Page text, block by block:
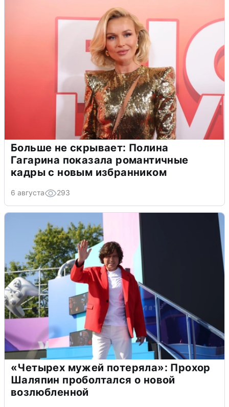
Больше не скрывает: Полина
Гагарина показала романтичные
кадры с новым избранником
6 августа 293
«Четырех мужей потеряла»: Прохор
Шаляпин проболтался о новой
возлюбленной